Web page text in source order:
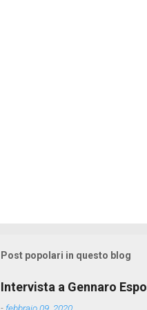
Post popolari in questo blog
Intervista a Gennaro